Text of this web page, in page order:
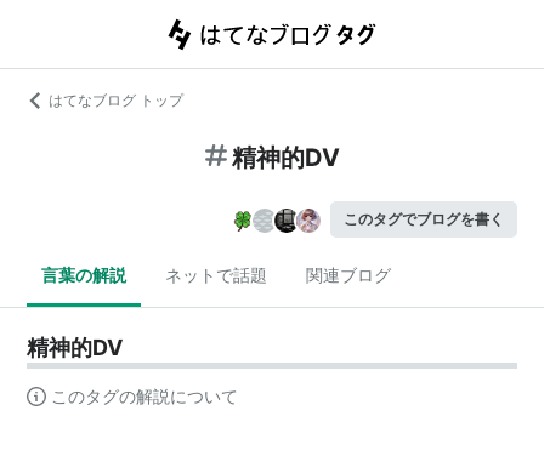
はてなブログ トップ
精神的DV
このタグでブログを書く
言葉の解説 ネットで話題 関連ブログ
精神的DV
このタグの解説について